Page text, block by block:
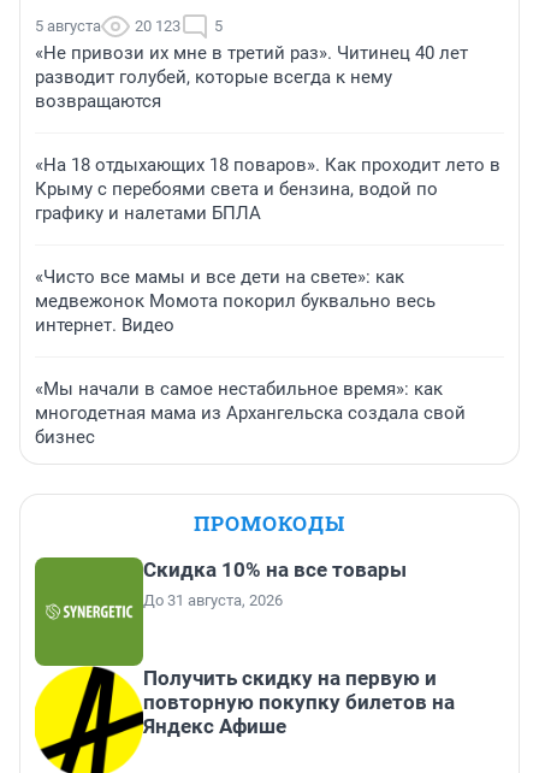
5 августа 20 123 5
«Не привози их мне в третий раз». Читинец 40 лет
разводит голубей, которые всегда к нему
возвращаются
«На 18 отдыхающих 18 поваров». Как проходит лето в
Крыму с перебоями света и бензина, водой по
графику и налетами БПЛА
«Чисто все мамы и все дети на свете»: как
медвежонок Момота покорил буквально весь
интернет. Видео
«Мы начали в самое нестабильное время»: как
многодетная мама из Архангельска создала свой
бизнес
ПРОМОКОДЫ
Скидка 10% на все товары
До 31 августа, 2026
Получить скидку на первую и
повторную покупку билетов на
Яндекс Афише